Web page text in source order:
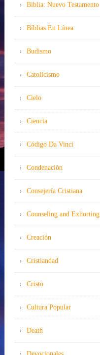
Biblia: Nuevo Testamento
Bíblias En Línea
Budismo
Catolicismo
Cielo
Ciencia
Código Da Vinci
Condenación
Consejería Cristiana
Counseling and Exhorting
Creación
Cristiandad
Cristo
Cultura Popular
Death